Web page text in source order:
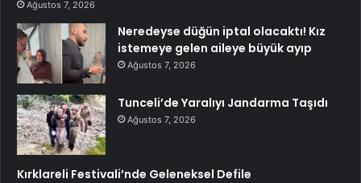
Ağustos 7, 2026
Neredeyse düğün iptal olacaktı! Kız
istemeye gelen aileye büyük ayıp
Ağustos 7, 2026
Tunceli’de Yaralıyı Jandarma Taşıdı
Ağustos 7, 2026
Kırklareli Festivali’nde Geleneksel Defile